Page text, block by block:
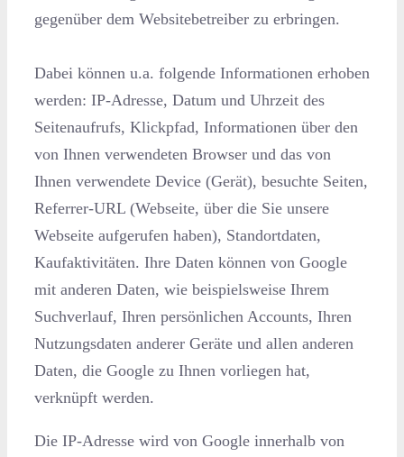
gegenüber dem Websitebetreiber zu erbringen.
Dabei können u.a. folgende Informationen erhoben
werden: IP-Adresse, Datum und Uhrzeit des
Seitenaufrufs, Klickpfad, Informationen über den
von Ihnen verwendeten Browser und das von
Ihnen verwendete Device (Gerät), besuchte Seiten,
Referrer-URL (Webseite, über die Sie unsere
Webseite aufgerufen haben), Standortdaten,
Kaufaktivitäten. Ihre Daten können von Google
mit anderen Daten, wie beispielsweise Ihrem
Suchverlauf, Ihren persönlichen Accounts, Ihren
Nutzungsdaten anderer Geräte und allen anderen
Daten, die Google zu Ihnen vorliegen hat,
verknüpft werden.
Die IP-Adresse wird von Google innerhalb von